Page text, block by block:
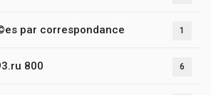
par correspondance 1
800 6